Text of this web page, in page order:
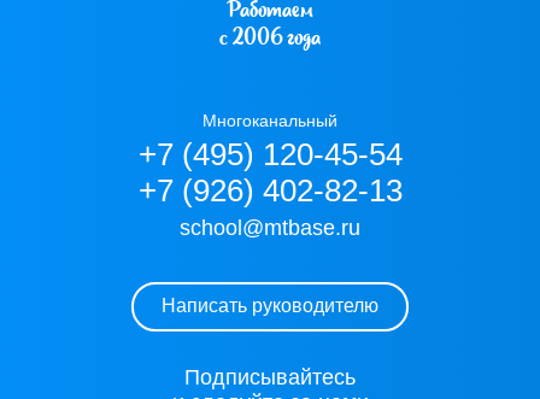
Работаем
с 2006 года
Многоканальный
+7 (495) 120-45-54
+7 (926) 402-82-13
school@mtbase.ru
Написать руководителю
Подписывайтесь